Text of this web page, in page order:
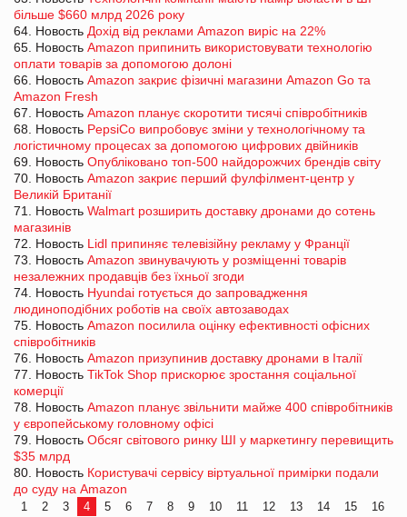
більше $660 млрд 2026 року
64. Новость Дохід від реклами Amazon виріс на 22%
65. Новость Amazon припинить використовувати технологію
оплати товарів за допомогою долоні
66. Новость Amazon закриє фізичні магазини Amazon Go та
Amazon Fresh
67. Новость Amazon планує скоротити тисячі співробітників
68. Новость PepsiCo випробовує зміни у технологічному та
логістичному процесах за допомогою цифрових двійників
69. Новость Опубліковано топ-500 найдорожчих брендів світу
70. Новость Amazon закриє перший фулфілмент-центр у
Великій Британії
71. Новость Walmart розширить доставку дронами до сотень
магазинів
72. Новость Lidl припиняє телевізійну рекламу у Франції
73. Новость Amazon звинувачують у розміщенні товарів
незалежних продавців без їхньої згоди
74. Новость Hyundai готується до запровадження
людиноподібних роботів на своїх автозаводах
75. Новость Amazon посилила оцінку ефективності офісних
співробітників
76. Новость Amazon призупинив доставку дронами в Італії
77. Новость TikTok Shop прискорює зростання соціальної
комерції
78. Новость Amazon планує звільнити майже 400 співробітників
у європейському головному офісі
79. Новость Обсяг світового ринку ШІ у маркетингу перевищить
$35 млрд
80. Новость Користувачі сервісу віртуальної примірки подали
до суду на Amazon
1 2 3 4 5 6 7 8 9 10 11 12 13 14 15
16